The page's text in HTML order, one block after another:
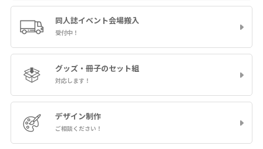
同人誌イベント会場搬入
受付中！
グッズ・冊子のセット組
対応します！
デザイン制作
ご相談ください！